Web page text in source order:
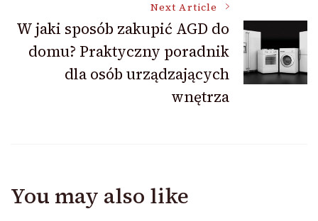
Next Article
W jaki sposób zakupić AGD do
domu? Praktyczny poradnik
dla osób urządzających
wnętrza
You may also like